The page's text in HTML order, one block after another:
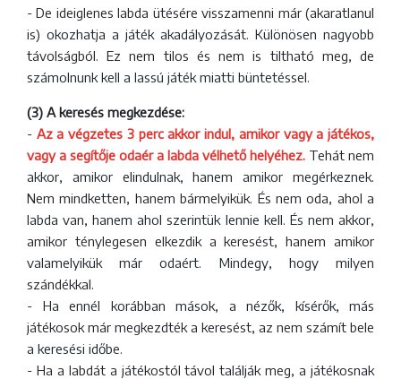
- De ideiglenes labda ütésére visszamenni már (akaratlanul
is) okozhatja a játék akadályozását. Különösen nagyobb
távolságból. Ez nem tilos és nem is tiltható meg, de
számolnunk kell a lassú játék miatti büntetéssel.
(3) A keresés megkezdése:
- Az a végzetes 3 perc akkor indul, amikor vagy a játékos,
vagy a segítője odaér a labda vélhető helyéhez. Tehát nem
akkor, amikor elindulnak, hanem amikor megérkeznek.
Nem mindketten, hanem bármelyikük. És nem oda, ahol a
labda van, hanem ahol szerintük lennie kell. És nem akkor,
amikor ténylegesen elkezdik a keresést, hanem amikor
valamelyikük már odaért. Mindegy, hogy milyen
szándékkal.
- Ha ennél korábban mások, a nézők, kísérők, más
játékosok már megkezdték a keresést, az nem számít bele
a keresési időbe.
- Ha a labdát a játékostól távol találják meg, a játékosnak